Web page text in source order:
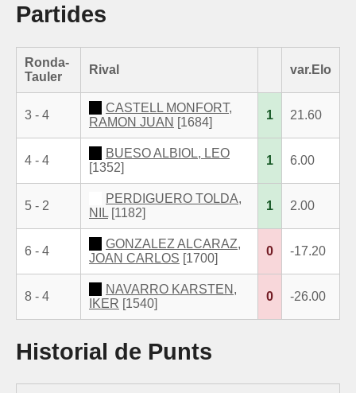
Partides
Ronda-
Tauler
Rival var.Elo
3 - 4
CASTELL MONFORT,
RAMON JUAN [1684]
1 21.60
4 - 4
BUESO ALBIOL, LEO
[1352]
1 6.00
5 - 2
PERDIGUERO TOLDA,
NIL [1182]
1 2.00
6 - 4
GONZALEZ ALCARAZ,
JOAN CARLOS [1700]
0 -17.20
8 - 4
NAVARRO KARSTEN,
IKER [1540]
0 -26.00
Historial de Punts